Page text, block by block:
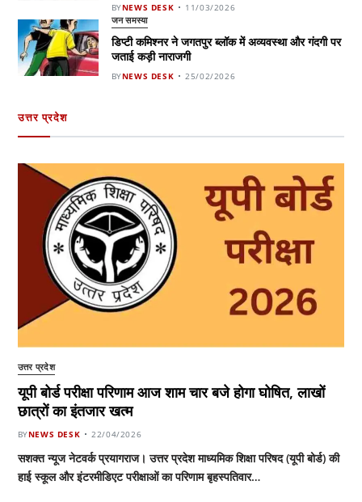
BYNEWS DESK 11/03/2026
जन समस्या
डिप्टी कमिश्नर ने जगतपुर ब्लॉक में अव्यवस्था और गंदगी पर
जताई कड़ी नाराजगी
BYNEWS DESK 25/02/2026
उत्तर प्रदेश
उत्तर प्रदेश
यूपी बोर्ड परीक्षा परिणाम आज शाम चार बजे होगा घोषित, लाखों
छात्रों का इंतजार खत्म
BYNEWS DESK 22/04/2026
सशक्त न्यूज नेटवर्क प्रयागराज। उत्तर प्रदेश माध्यमिक शिक्षा परिषद (यूपी बोर्ड) की
हाई स्कूल और इंटरमीडिएट परीक्षाओं का परिणाम बृहस्पतिवार…